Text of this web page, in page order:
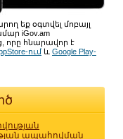
եք օգտվել մոբայլ
iGov.am
որը հնարավոր է
ում և Google Play-
ապահովման